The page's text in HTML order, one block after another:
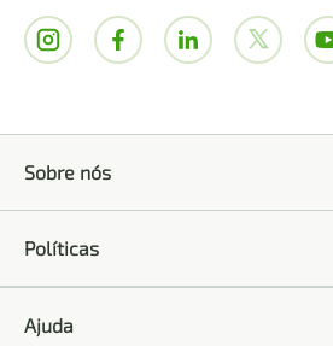
Sobre nós
Políticas
Ajuda